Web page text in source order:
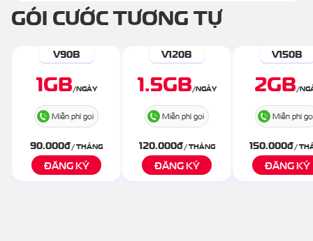
GÓI CƯỚC TƯƠNG TỰ
V90B
1GB /NGÀY
Miễn phí gọi
90.000đ/ THÁNG
ĐĂNG KÝ
V120B
1.5GB /NGÀY
Miễn phí gọi
120.000đ/ THÁNG
ĐĂNG KÝ
V150B
2GB /
Miễn phí
150.000đ/
ĐĂNG KÝ